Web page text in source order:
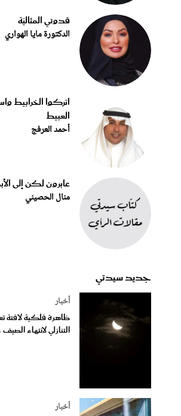
قدوتي المثاليّة
الدكتورة مايا الهواري
اتركوا الخرابيط
العبيط
أحمد العرفج
عابرون لكن إلى
منال الحصيني
جديد سيدتي
أخبار
ظاهرة فلكية لافتة
التنازلي لانتهاء
أخبار